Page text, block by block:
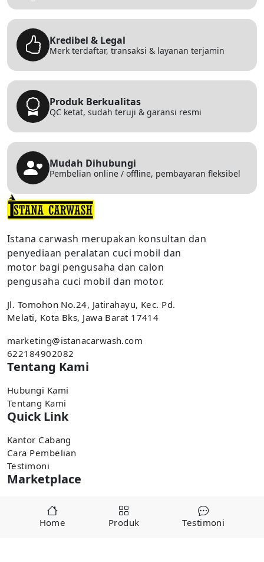
Kredibel & Legal
Merk terdaftar, transaksi & layanan terjamin
Produk Berkualitas
QC ketat, sudah teruji & garansi resmi
Mudah Dihubungi
Pembelian online / offline, pembayaran fleksibel
Home Produk Testimoni
Istana carwash merupakan konsultan dan
penyediaan peralatan cuci mobil dan
motor bagi pengusaha dan calon
pengusaha cuci mobil dan motor.
Jl. Tomohon No.24, Jatirahayu, Kec. Pd.
Melati, Kota Bks, Jawa Barat 17414
marketing@istanacarwash.com
622184902082
Tentang Kami
Hubungi Kami
Tentang Kami
Quick Link
Kantor Cabang
Cara Pembelian
Testimoni
Marketplace
Pembelian tersedia di marketplace,
Tokopedia